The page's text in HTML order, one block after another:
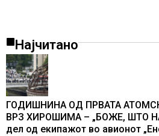
Најчитано
ГОДИШНИНА ОД ПРВАТА
ВРЗ ХИРОШИМА – „БОЖЕ, ШТО
дел од екипажот во авионот